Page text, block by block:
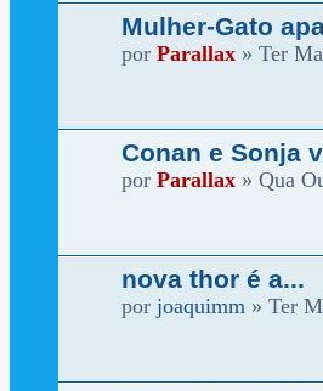
Mulher-Gato
por Parallax » Ter
Conan e Sonja
por Parallax » Qua
nova thor é a...
por joaquimm » Ter